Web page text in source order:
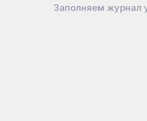
Заполняем журнал